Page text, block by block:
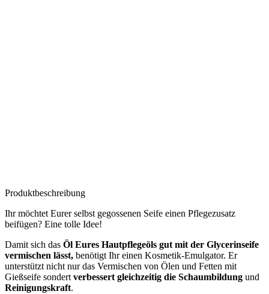
Produktbeschreibung
Ihr möchtet Eurer selbst gegossenen Seife einen Pflegezusatz
beifügen? Eine tolle Idee!
Damit sich das Öl Eures Hautpflegeöls gut mit der Glycerinseife
vermischen lässt, benötigt Ihr einen Kosmetik-Emulgator. Er
unterstützt nicht nur das Vermischen von Ölen und Fetten mit
Gießseife sondert verbessert gleichzeitig die Schaumbildung und
Reinigungskraft.